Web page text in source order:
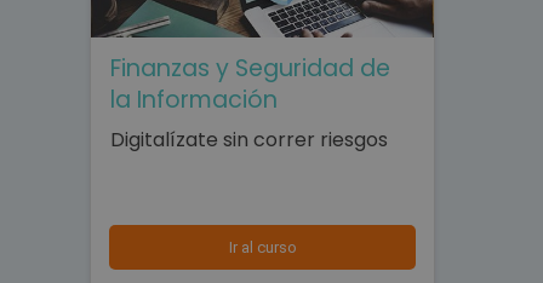
Finanzas y Seguridad de
la Información
Digitalízate sin correr riesgos
Ir al curso